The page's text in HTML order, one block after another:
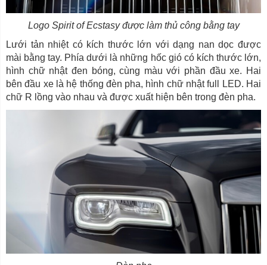
Logo Spirit of Ecstasy được làm thủ công bằng tay
Lưới tản nhiệt có kích thước lớn với dạng nan dọc được
mài bằng tay. Phía dưới là những hốc gió có kích thước lớn,
hình chữ nhật đen bóng, cùng màu với phần đầu xe. Hai
bên đầu xe là hệ thống đèn pha, hình chữ nhật full LED. Hai
chữ R lồng vào nhau và được xuất hiện bên trong đèn pha.